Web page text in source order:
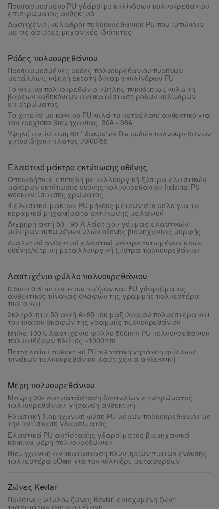
Προσαρμοσμένο PU γδάρσιμο κυλίνδρων πολυουρεθάνιου
επιστρώματος ανθεκτικό
Λαστιχένιοι κύλινδροι πολυουρεθάνιου PU που τυπώνουν
με τις άριστες μηχανικές ιδιότητες
Ρόδες πολυουρεθάνιου
Προσαρμοσμένες ρόδες πολυουρεθάνιου πυρήνων
μετάλλων, υψηλή εκτατή δύναμη κυλίνδρων PU
Το κίτρινο πολυουρεθάνιο υψηλής πυκνότητας κυλά τη
βαρέων καθηκόντων αντικατάσταση ροδών κυλίνδρων
επιστρώματος
Το χυτεύσιμο κόκκινο PU κυλά το πετρέλαιο ανθεκτικό για
τον τροχίσκο βιομηχανίας, 30A - 98A
Υψηλή αντίσταση 80 * δακρυ'ων Dia ροδών πολυουρεθάνιου
χυτοσιδήρου πλάτος 70/60/55
Ελαστικό μάκτρο εκτύπωσης οθόνης
Οποιαδήποτε επίπεδη μεταλλουργική ξύστρα ελαστικών
μάκτρων εκτύπωσης οθόνης πολυουρεθάνιου Indstrial PU
weer-αντίστασης χρώματος
4 ελαστικά μάκτρα PU μήκους μέτρων στο ρόλο για τα
κεραμικά μηχανήματα εκτύπωσης μελανιού
Αιχμηρή ακτή 50 - 95 Α λάστιχου γόμμας ελαστικών
μάκτρων τυπωμένων υλών οθόνης βιομηχανίας μορφής
Διαλυτικό ανθεκτικό ελαστικό μάκτρο τυπωμένων υλών
οθόνης/κίτρινη μεταλλουργική ξύστρα πολυουρεθάνιου
Λαστιχένιο φύλλο πολυουρεθάνιου
0.5mm 0.8mm αντι-που πιέζουν και PU γδαρσίματος
ανθεκτικός πίνακας σκαφών της γραμμής πολυεστέρα
πιάτο και
Σκληρότητα 50 ακτή A~95 του μαξιλαριού πολυεστέρα και
του πιάτου σκαφών της γραμμής πολυουρεθάνιου
Μπλε 100% λαστιχένιο φύλλο 500mm PU πολυουρεθάνιου
πολυαιθέρων πλάτος ~1000mm
Πετρελαίου ανθεκτική PU πλαστική γήρανση φύλλων/
πινάκων πολυουρεθάνιου λαστιχένια ανθεκτική
Μέρη πολυουρεθάνιου
Μαύρη 90a αντικατάσταση δακτυλίων επιστρώματος
πολυουρεθάνιου, γήρανση ανθεκτική
Ελαστική βιομηχανική φύση PU μερών πολυουρεθάνιου με
την αντίσταση γδαρσίματος
Ελαστικά PU αντίστασης γδαρσίματος βιομηχανικά
κόκκινα μέρη πολυουρεθάνιου
Βιομηχανική αντικατάσταση πλυντηρίων πιάτων ένδυσης
πολυεστέρα cOem για τον κύλινδρο μεταφορέων
Ζώνες Kevlar
Πράσινες νάυλον ζώνες Kevlar, ενισχυμένη ζώνη
πιασιμάτων σκοινιού έξοχη